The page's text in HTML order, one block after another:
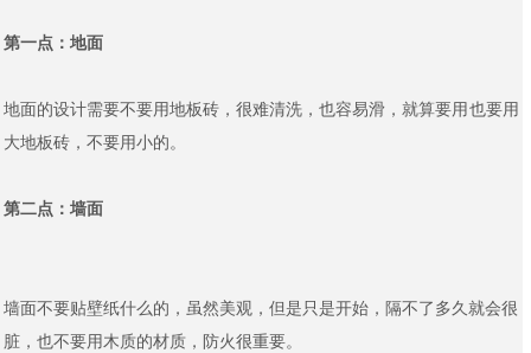
第一点：地面
地面的设计需要不要用地板砖，很难清洗，也容易滑，就算要用也要用
大地板砖，不要用小的。
第二点：墙面
墙面不要贴壁纸什么的，虽然美观，但是只是开始，隔不了多久就会很
脏，也不要用木质的材质，防火很重要。